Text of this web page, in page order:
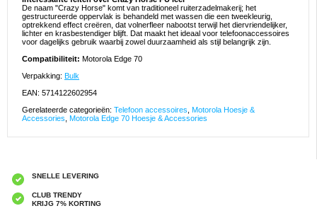
De naam "Crazy Horse" komt van traditioneel ruiterzadelmakerij; het
gestructureerde oppervlak is behandeld met wassen die een tweekleurig,
optrekkend effect creëren, dat volnerfleer nabootst terwijl het diervriendelijker,
lichter en krasbestendiger blijft. Dat maakt het ideaal voor telefoonaccessoires
voor dagelijks gebruik waarbij zowel duurzaamheid als stijl belangrijk zijn.
Compatibiliteit: Motorola Edge 70
Verpakking: Bulk
EAN: 5714122602954
Gerelateerde categorieën: Telefoon accessoires
Motorola Hoesje &
Accessories
Motorola Edge 70 Hoesje & Accessories
SNELLE LEVERING
CLUB TRENDY
KRIJG 7% KORTING